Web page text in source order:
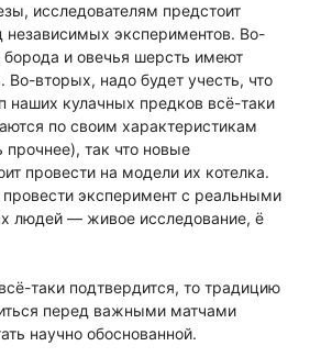
исследователям предстоит
независимых экспериментов. Во-
и овечья шерсть имеют
Во-вторых, надо будет учесть, что
наших кулачных предков всё-таки
по своим характеристикам
прочнее), так что новые
провести на модели их котелка.
эксперимент с реальными
людей — живое исследование, ё
таки подтвердится, то традицию
перед важными матчами
научно обоснованной.